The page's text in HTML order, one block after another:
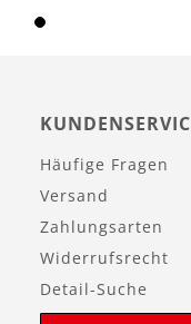
Häufige Fragen
Versand
Zahlungsarten
Widerrufsrecht
Detail-Suche